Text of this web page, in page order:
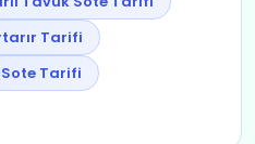
Tarifi
Tarifi